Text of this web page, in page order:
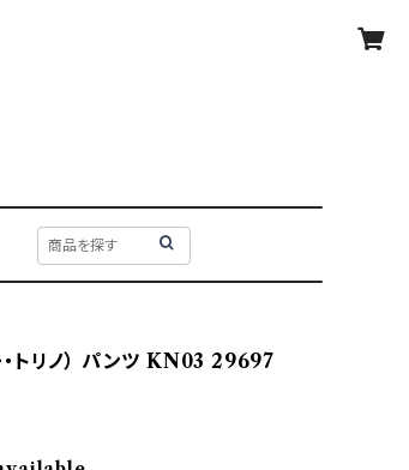
トリノ） パンツ KN03 29697